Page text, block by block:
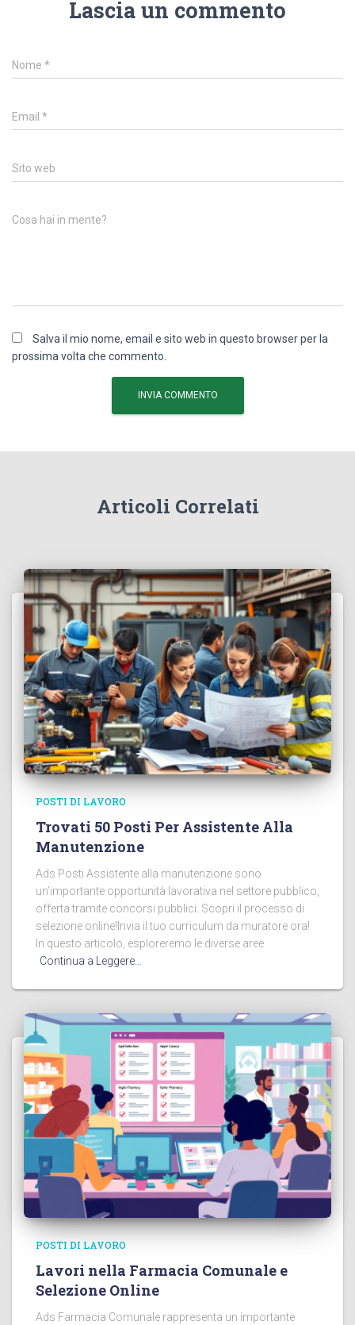
Lascia un commento
Nome *
Email *
Sito web
Cosa hai in mente?
Salva il mio nome, email e sito web in questo browser per la
prossima volta che commento.
Articoli Correlati
POSTI DI LAVORO
Trovati 50 Posti Per Assistente Alla
Manutenzione
Ads Posti Assistente alla manutenzione sono
un’importante opportunità lavorativa nel settore pubblico,
offerta tramite concorsi pubblici. Scopri il processo di
selezione online!Invia il tuo curriculum da muratore ora!
In questo articolo, esploreremo le diverse aree
Continua a Leggere…
POSTI DI LAVORO
Lavori nella Farmacia Comunale e
Selezione Online
Ads Farmacia Comunale rappresenta un importante